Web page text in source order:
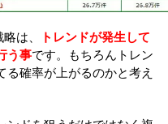
は、
トレンドが発生して
う事です。もちろんトレン
る確率が上がるのかと考え